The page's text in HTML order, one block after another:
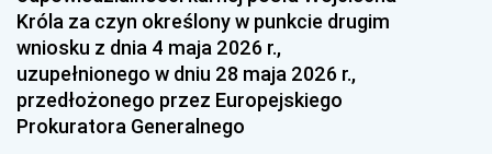
Króla za czyn określony w punkcie drugim
wniosku z dnia 4 maja 2026 r.,
uzupełnionego w dniu 28 maja 2026 r.,
przedłożonego przez Europejskiego
Prokuratora Generalnego